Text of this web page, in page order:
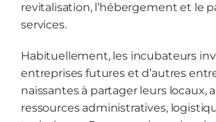
revitalisation, l’hébergement et le
services.
Habituellement, les incubateurs
entreprises futures et d’autres
naissantes à partager leurs locaux,
ressources administratives,